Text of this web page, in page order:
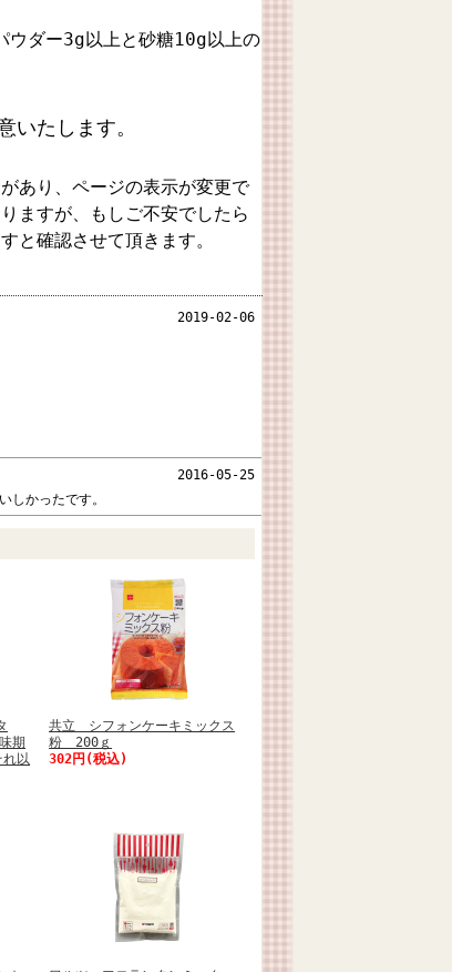
ウダー3g以上と砂糖10g以上の
いたします。
あり、ページの表示が変更で
ますが、もしご不安でしたら
と確認させて頂きます。
2019-02-06
2016-05-25
しかったです。
期
以
共立 シフォンケーキミックス
粉 200ｇ
302円(税込)